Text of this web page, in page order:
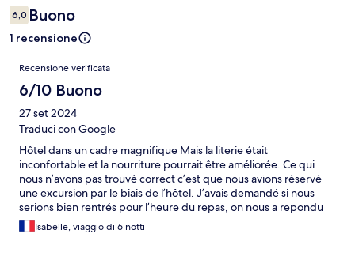
6,0 Buono
1 recensione
Recensioni
Recensione verificata
6/10 Buono
27 set 2024
Traduci con Google
Hôtel dans un cadre magnifique Mais la literie était
inconfortable et la nourriture pourrait être améliorée. Ce qui
nous n’avons pas trouvé correct c’est que nous avions réservé
une excursion par le biais de l’hôtel. J’avais demandé si nous
serions bien rentrés pour l’heure du repas, on nous a repondu
que oui, malheureusement nous sommes rentrés plus tard.
Notre guide a appelé l’hôtel pour prévenir, mais il n’a pas été
Isabelle, viaggio di 6 notti